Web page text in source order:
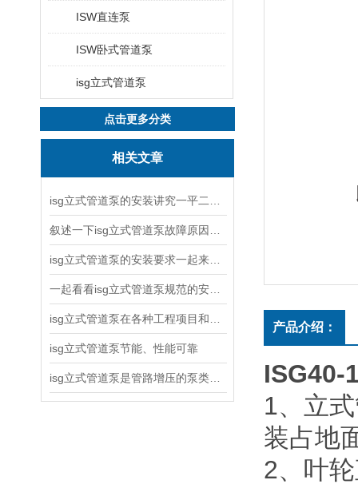
ISW直连泵
ISW卧式管道泵
isg立式管道泵
点击更多分类
相关文章
isg立式管道泵节能、性能可靠
产品介绍：
ISG40-
1、立
装占地
2、叶